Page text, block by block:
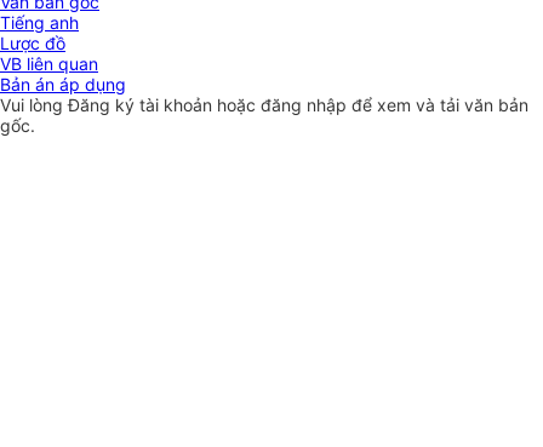
Tiếng anh
Lược đồ
VB liên quan
Bản án áp dụng
Vui lòngĐăng ký tài khoản hoặc đăng nhập để xem và tải văn bản
gốc.